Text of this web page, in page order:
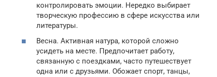
контролировать эмоции. Нередко выбирает
творческую профессию в сфере искусства или
литературы.
Весна. Активная натура, которой сложно
усидеть на месте. Предпочитает работу,
связанную с поездками, часто путешествует
одна или с друзьями. Обожает спорт, танцы,